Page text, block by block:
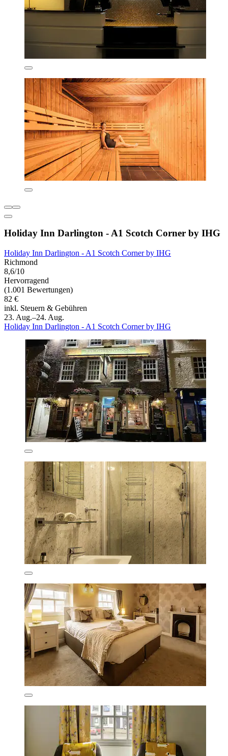
Holiday Inn Darlington - A1 Scotch Corner by IHG
Holiday Inn Darlington - A1 Scotch Corner by IHG
Richmond
8,6/10
Hervorragend
(1.001 Bewertungen)
82 €
inkl. Steuern & Gebühren
23. Aug.–24. Aug.
Holiday Inn Darlington - A1 Scotch Corner by IHG